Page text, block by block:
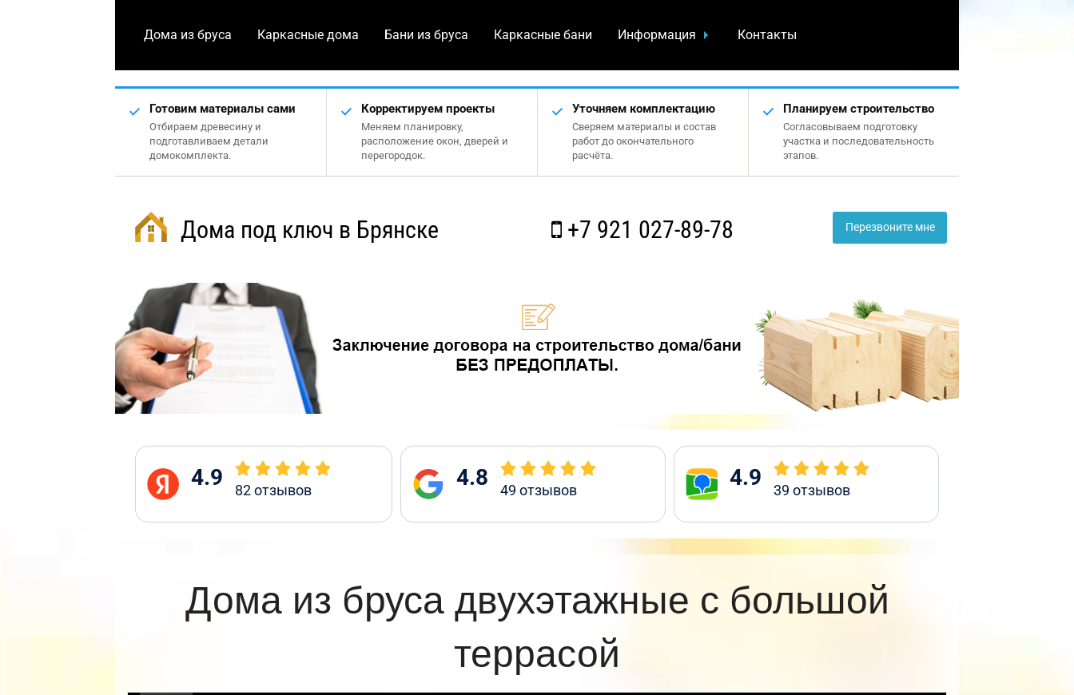
Дома из бруса Каркасные дома Бани из бруса Каркасные бани Информация Контакты
Готовим материалы сами
Отбираем древесину и
подготавливаем детали
домокомплекта.
Корректируем проекты
Меняем планировку,
расположение окон, дверей и
перегородок.
Уточняем комплектацию
Сверяем материалы и состав
работ до окончательного
расчёта.
Планируем строительство
Согласовываем подготовку
участка и последовательность
этапов.
Дома под ключ в Брянске +7 921 027-89-78 Перезвоните мне
4.9 82отзывов 4.8 49 отзывов 4.9 39 отзывов
Дома из бруса двухэтажные с большой
террасой